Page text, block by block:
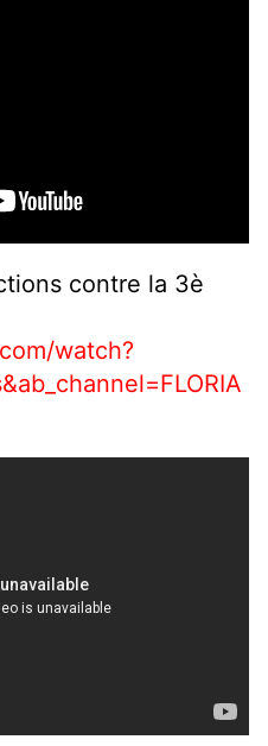
contre la 3è
watch?